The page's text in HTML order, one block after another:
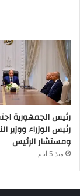
رئيس الجمهورية
رئيس الوزراء ووزير
ومستشار الرئيس
منذ 5 أيام